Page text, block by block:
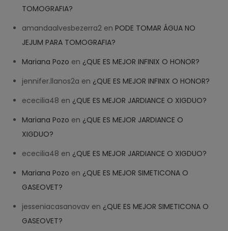
TOMOGRAFIA?
amandaalvesbezerra2 enPODE TOMAR ÁGUA NO
JEJUM PARA TOMOGRAFIA?
Mariana Pozo en ¿QUE ES MEJOR INFINIX O HONOR?
jennifer.llanos2a en ¿QUE ES MEJOR INFINIX O HONOR?
ececilia48 en ¿QUE ES MEJOR JARDIANCE O XIGDUO?
Mariana Pozo en ¿QUE ES MEJOR JARDIANCE O
XIGDUO?
ececilia48 en ¿QUE ES MEJOR JARDIANCE O XIGDUO?
Mariana Pozo en ¿QUE ES MEJOR SIMETICONA O
GASEOVET?
jesseniacasanovav en ¿QUE ES MEJOR SIMETICONA O
GASEOVET?